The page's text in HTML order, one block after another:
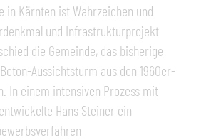
in Kärnten ist Wahrzeichen und
und Infrastrukturprojekt
die Gemeinde, das bisherige
Aussichtsturm aus den 1960er-
In einem intensiven Prozess mit
Hans Steiner ein